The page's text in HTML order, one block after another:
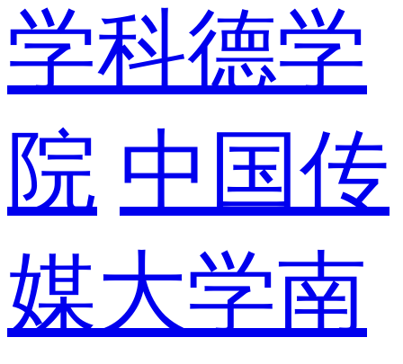
学科德学
院 中国传
媒大学南